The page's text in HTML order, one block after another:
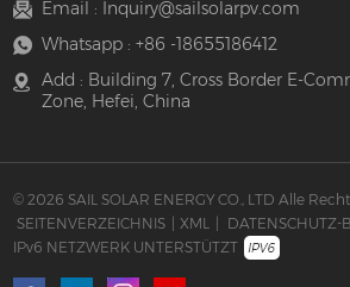
Email :
Inquiry@sailsolarpv.com
Whatsapp : +86 -18655186412
Add : Building 7, Cross Border E-
Zone, Hefei, China
© 2026 SAIL SOLAR ENERGY CO., LTD Alle
SEITENVERZEICHNIS | XML | DATENSCHUTZ-
IPv6 NETZWERK UNTERSTÜTZT